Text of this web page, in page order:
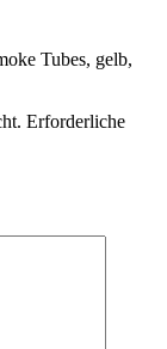
Tubes, gelb,
Erforderliche